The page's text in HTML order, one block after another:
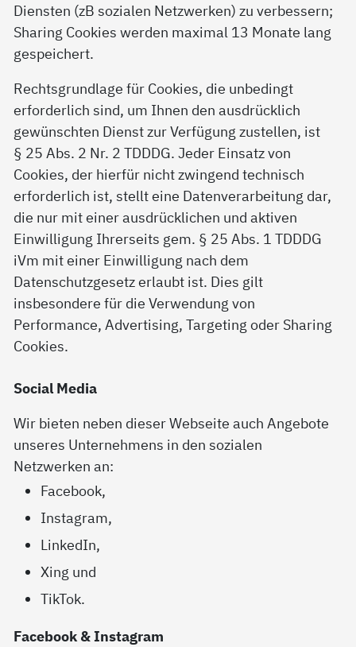
Diensten (zB sozialen Netzwerken) zu verbessern;
Sharing Cookies werden maximal 13 Monate lang
gespeichert.
Rechtsgrundlage für Cookies, die unbedingt
erforderlich sind, um Ihnen den ausdrücklich
gewünschten Dienst zur Verfügung zustellen, ist
§ 25 Abs. 2 Nr. 2 TDDDG. Jeder Einsatz von
Cookies, der hierfür nicht zwingend technisch
erforderlich ist, stellt eine Datenverarbeitung dar,
die nur mit einer ausdrücklichen und aktiven
Einwilligung Ihrerseits gem. § 25 Abs. 1 TDDDG
iVm mit einer Einwilligung nach dem
Datenschutzgesetz erlaubt ist. Dies gilt
insbesondere für die Verwendung von
Performance, Advertising, Targeting oder Sharing
Cookies.
Social Media
Wir bieten neben dieser Webseite auch Angebote
unseres Unternehmens in den sozialen
Netzwerken an:
Facebook,
Instagram,
LinkedIn,
Xing und
TikTok.
Facebook & Instagram